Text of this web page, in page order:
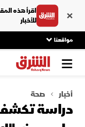
اقرأ هذه
للأخبار
مواقعنا
أخبار صحة
دراسة